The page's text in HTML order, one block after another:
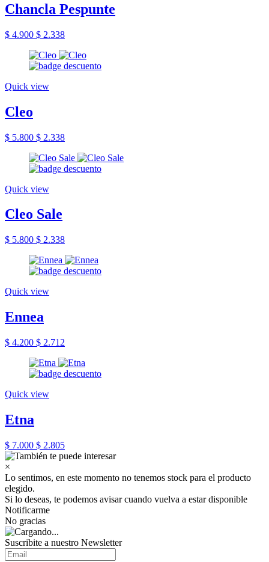
Chancla Pespunte
$ 4.900 $ 2.338
Quick view
Cleo
$ 5.800 $ 2.338
Quick view
Cleo Sale
$ 5.800 $ 2.338
Quick view
Ennea
$ 4.200 $ 2.712
Quick view
Etna
$ 7.000 $ 2.805
×
Lo sentimos, en este momento no tenemos stock para el producto
elegido.
Si lo deseas, te podemos avisar cuando vuelva a estar disponible
Notificarme
No gracias
Suscribite a nuestro Newsletter